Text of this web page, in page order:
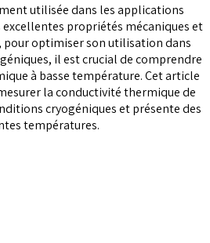
utilisée dans les applications
excellentes propriétés mécaniques et
pour optimiser son utilisation dans
il est crucial de comprendre
à basse température. Cet article
la conductivité thermique de
cryogéniques et présente des
températures.